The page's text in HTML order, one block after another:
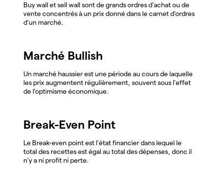
Buy wall et sell wall sont de grands ordres d'achat ou de
vente concentrés à un prix donné dans le carnet d'ordres
d'un marché.
Marché Bullish
Un marché haussier est une période au cours de laquelle
les prix augmentent régulièrement, souvent sous l'effet
de l'optimisme économique.
Break-Even Point
Le Break-even point est l'état financier dans lequel le
total des recettes est égal au total des dépenses, donc il
n'y a ni profit ni perte.